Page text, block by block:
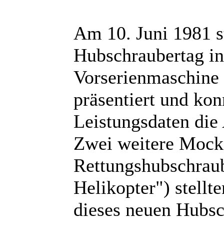
Am 10. Juni 1981
Hubschraubertag
präsentiert und
Leistungsdaten
Zwei weitere
Helikopter")
dieses neuen